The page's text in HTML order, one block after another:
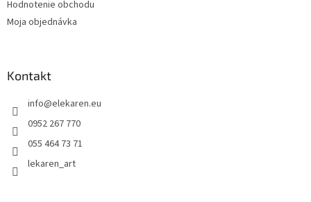
Hodnotenie obchodu
Moja objednávka
Kontakt
info@elekaren.eu
0952 267 770
055 464 73 71
lekaren_art